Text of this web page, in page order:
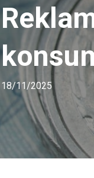
18/11/2025